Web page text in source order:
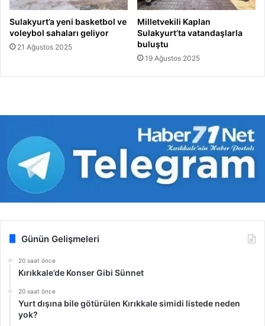
Sulakyurt’a yeni basketbol ve
voleybol sahaları geliyor
21 Ağustos 2025
Milletvekili Kaplan
Sulakyurt’ta vatandaşlarla
buluştu
19 Ağustos 2025
Günün Gelişmeleri
20 saat önce
Kırıkkale’de Konser Gibi Sünnet
20 saat önce
Yurt dışına bile götürülen Kırıkkale simidi listede neden
yok?